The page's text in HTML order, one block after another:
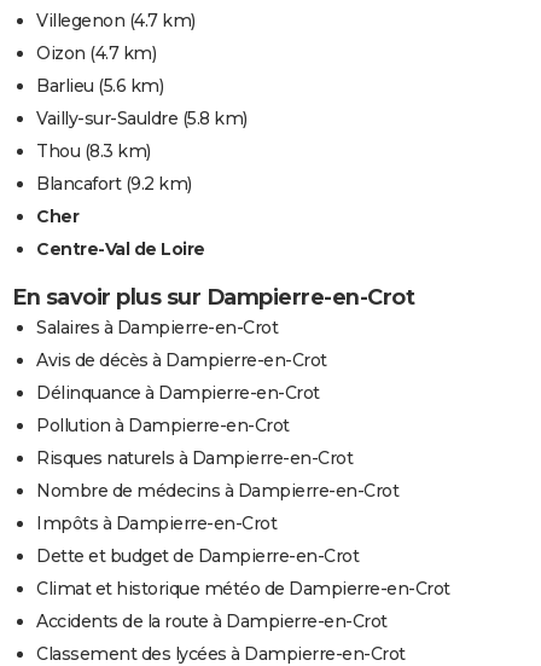
Villegenon (4.7 km)
Oizon (4.7 km)
Barlieu (5.6 km)
Vailly-sur-Sauldre (5.8 km)
Thou (8.3 km)
Blancafort(9.2 km)
Cher
Centre-Val de Loire
En savoir plus sur Dampierre-en-Crot
Salaires à Dampierre-en-Crot
Avis de décès à Dampierre-en-Crot
Délinquance à Dampierre-en-Crot
Pollution à Dampierre-en-Crot
Risques naturels à Dampierre-en-Crot
Nombre de médecins à Dampierre-en-Crot
Impôts à Dampierre-en-Crot
Dette et budget de Dampierre-en-Crot
Climat et historique météo de Dampierre-en-Crot
Accidents de la route à Dampierre-en-Crot
Classement des lycées à Dampierre-en-Crot